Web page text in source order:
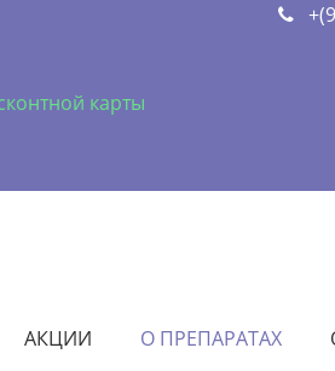
карты
АКЦИИ О ПРЕПАРАТАХ